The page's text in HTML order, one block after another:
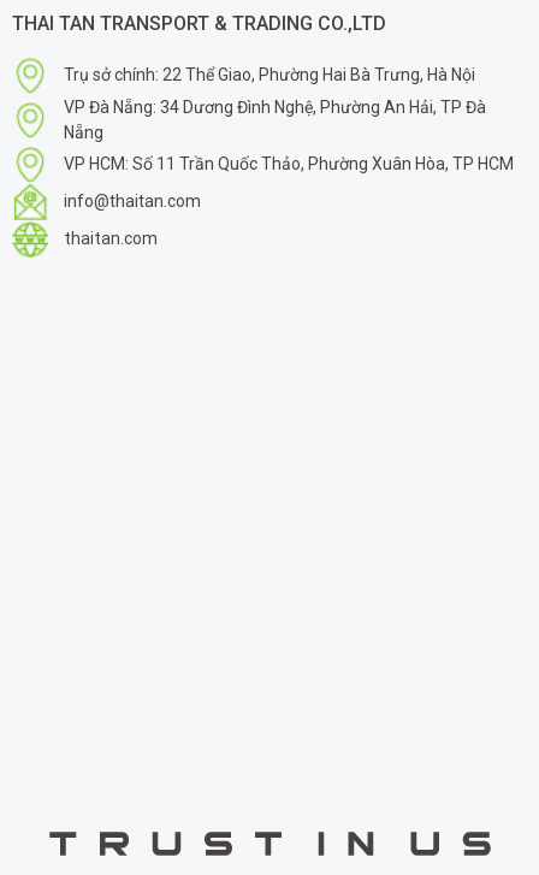
THAI TAN TRANSPORT & TRADING CO.,LTD
Trụ sở chính: 22 Thể Giao, Phường Hai Bà Trưng, Hà Nội
VP Đà Nẵng: 34 Dương Đình Nghệ, Phường An Hải, TP Đà
Nẵng
VP HCM: Số 11 Trần Quốc Thảo, Phường Xuân Hòa, TP HCM
info@thaitan.com
thaitan.com